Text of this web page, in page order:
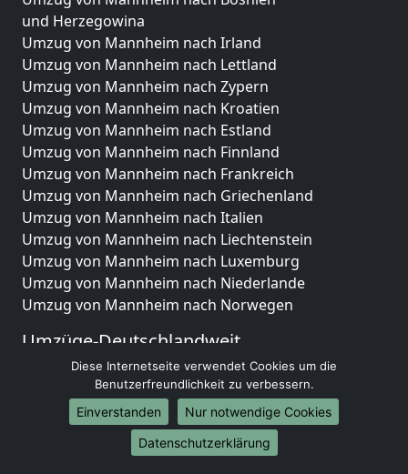
und Herzegowina
Umzug von Mannheim nach Irland
Umzug von Mannheim nach Lettland
Umzug von Mannheim nach Zypern
Umzug von Mannheim nach Kroatien
Umzug von Mannheim nach Estland
Umzug von Mannheim nach Finnland
Umzug von Mannheim nach Frankreich
Umzug von Mannheim nach Griechenland
Umzug von Mannheim nach Italien
Umzug von Mannheim nach Liechtenstein
Umzug von Mannheim nach Luxemburg
Umzug von Mannheim nach Niederlande
Umzug von Mannheim nach Norwegen
Umzüge-Deutschlandweit
Umzug von Mannheim nach Berlin
Umzug von Mannheim nach Hamburg
Umzug von Mannheim nach München
Umzug von Mannheim nach Köln
Umzug von Mannheim nach Frankfurt am Main
Diese Internetseite verwendet Cookies um die
Benutzerfreundlichkeit zu verbessern.
Einverstanden
Nur notwendige Cookies
Datenschutzerklärung